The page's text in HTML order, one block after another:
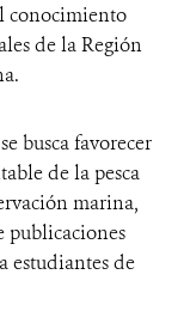
conocimiento
de la Región
busca favorecer
de la pesca
marina,
publicaciones
estudiantes de